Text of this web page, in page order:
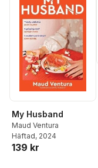
My Husband
Maud Ventura
Häftad, 2024
139 kr